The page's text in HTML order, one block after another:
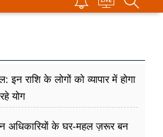
राशि के लोगों को व्यापार में होगा
योग
अधिकारियों के घर-महल ज़रूर बन